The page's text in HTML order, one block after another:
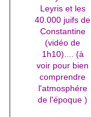
Leyris et les
40.000 juifs de
Constantine
(vidéo de
1h10).... (à
voir pour bien
comprendre
l'atmosphére
de l'époque )